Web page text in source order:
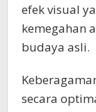
efek visual
kemegahan
budaya asli.
secara